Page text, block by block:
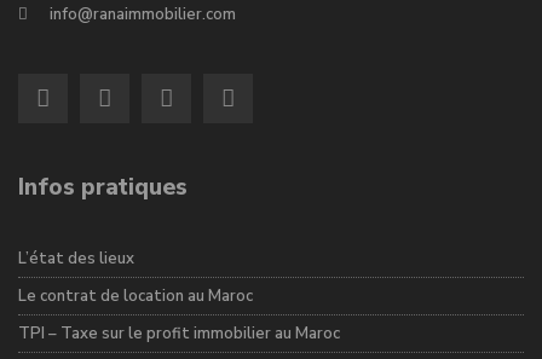
info@ranaimmobilier.com
Infos pratiques
L’état des lieux
Le contrat de location au Maroc
TPI – Taxe sur le profit immobilier au Maroc